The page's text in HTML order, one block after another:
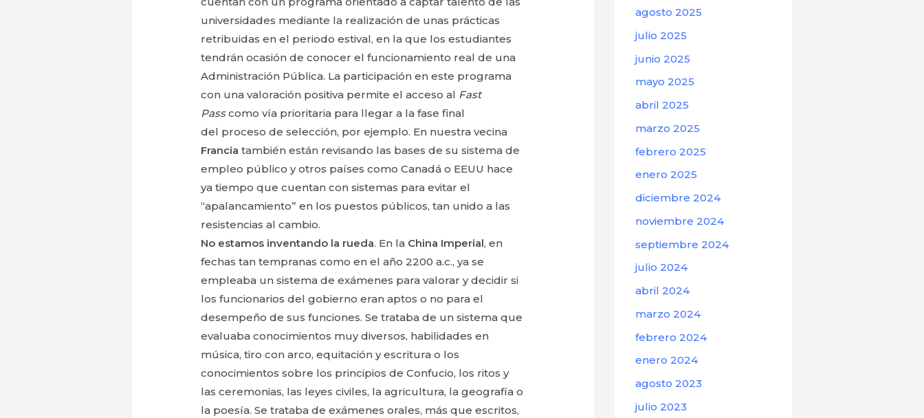
universidades mediante la realización de unas prácticas
retribuidas en el periodo estival, en la que los estudiantes
tendrán ocasión de conocer el funcionamiento real de una
Administración Pública. La participación en este programa
con una valoración positiva permite el acceso al Fast
Passcomo vía prioritaria para llegar a la fase final
del proceso de selección, por ejemplo. En nuestra vecina
Francia también están revisando las bases de su sistema de
empleo público y otros países como Canadá o EEUU hace
ya tiempo que cuentan con sistemas para evitar el
“apalancamiento” en los puestos públicos, tan unido a las
resistencias al cambio.
No estamos inventando la rueda. En la China Imperial, en
fechas tan tempranas como en el año 2200 a.c., ya se
empleaba un sistema de exámenes para valorar y decidir si
los funcionarios del gobierno eran aptos o no para el
desempeño de sus funciones. Se trataba de un sistema que
evaluaba conocimientos muy diversos, habilidades en
música, tiro con arco, equitación y escritura o los
conocimientos sobre los principios de Confucio, los ritos y
las ceremonias, las leyes civiles, la agricultura, la geografía o
la poesía. Se trataba de exámenes orales, más que escritos,
agosto 2025
julio 2025
junio 2025
mayo 2025
abril 2025
marzo 2025
febrero 2025
enero 2025
diciembre 2024
noviembre 2024
septiembre 2024
julio 2024
abril 2024
marzo 2024
febrero 2024
enero 2024
agosto 2023
julio 2023